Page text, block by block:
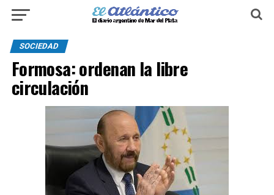
SOCIEDAD
Formosa: ordenan la libre
circulación